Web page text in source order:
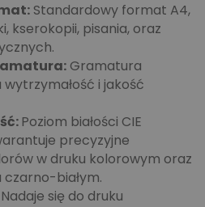
Standardowy format A4,
kserokopii, pisania, oraz
Gramatura
i jakość
Poziom białości CIE
precyzyjne
w druku kolorowym oraz
białym.
Nadaje się do druku